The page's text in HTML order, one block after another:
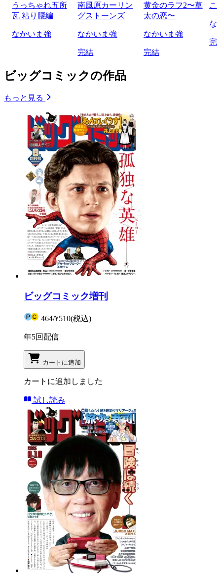
うっちゃれ五所
瓦 粘り腰編
なかいま強
南風原カーリン
グストーンズ
なかいま強
完結
黄金のラフ2〜草
太の恋〜
なかいま強
完結
こ
な
完
ビッグコミックの作品
もっと見る
ビッグコミック増刊
464/¥510(税込)
年5回配信
カートに追加
カートに追加しました
試し読み